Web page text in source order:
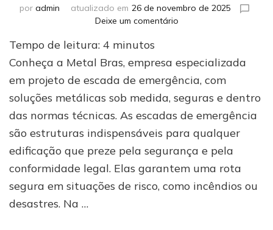
por admin atualizado em 26 de novembro de 2025
Deixe um comentárioem
projeto
de
escada
de
emergência:
conheça
a
Metal
Bras
Tempo de leitura: 4 minutos
Conheça a Metal Bras, empresa especializada
em projeto de escada de emergência, com
soluções metálicas sob medida, seguras e dentro
das normas técnicas. As escadas de emergência
são estruturas indispensáveis para qualquer
edificação que preze pela segurança e pela
conformidade legal. Elas garantem uma rota
segura em situações de risco, como incêndios ou
desastres. Na …